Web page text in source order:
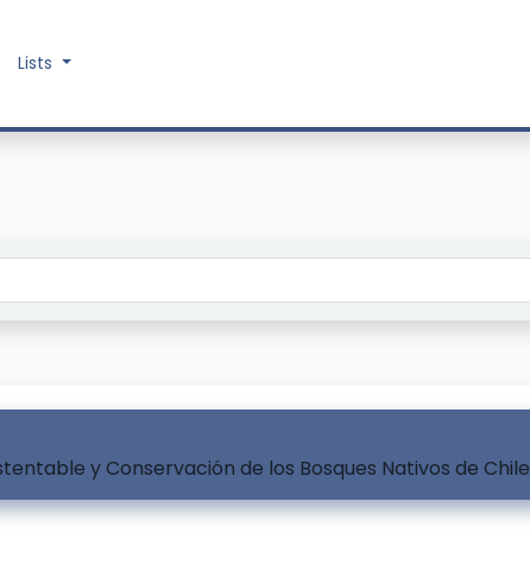
Lists
y Conservación de los Bosques Nativos de Chile